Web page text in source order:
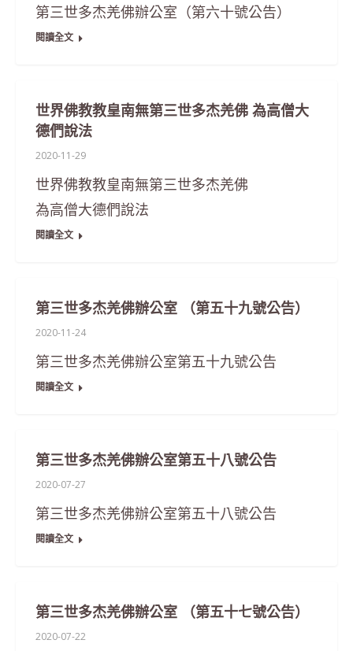
第三世多杰羌佛辦公室（第六十號公告）
閱讀全文
世界佛教教皇南無第三世多杰羌佛 為高僧大
德們說法
2020-11-29
世界佛教教皇南無第三世多杰羌佛
為高僧大德們說法
閱讀全文
第三世多杰羌佛辦公室 （第五十九號公告）
2020-11-24
第三世多杰羌佛辦公室第五十九號公告
閱讀全文
第三世多杰羌佛辦公室第五十八號公告
2020-07-27
第三世多杰羌佛辦公室第五十八號公告
閱讀全文
第三世多杰羌佛辦公室 （第五十七號公告）
2020-07-22